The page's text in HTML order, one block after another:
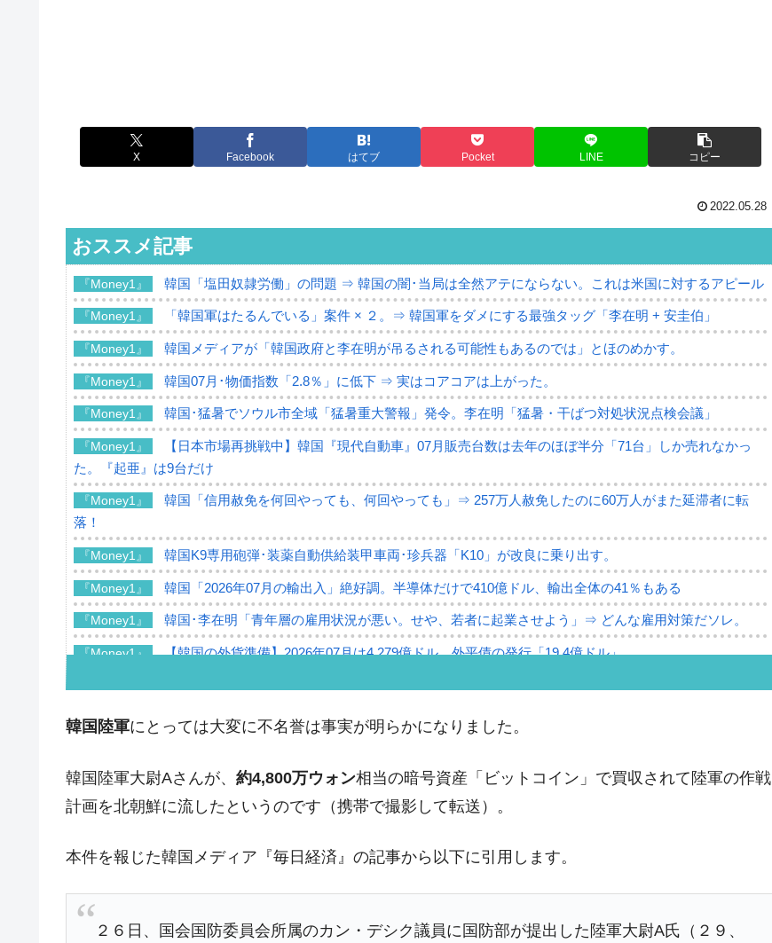
X Facebook はてブ Pocket LINE コピー
2022.05.28
おススメ記事
『Money1』 韓国「塩田奴隷労働」の問題 ⇒ 韓国の闇･当局は全然アテにならない。これは米国に対するアピール
『Money1』 「韓国軍はたるんでいる」案件 × ２。⇒ 韓国軍をダメにする最強タッグ「李在明 + 安圭伯」
『Money1』 韓国メディアが「韓国政府と李在明が吊るされる可能性もあるのでは」とほのめかす。
『Money1』 韓国07月･物価指数「2.8％」に低下 ⇒ 実はコアコアは上がった。
『Money1』 韓国･猛暑でソウル市全域「猛暑重大警報」発令。李在明「猛暑・干ばつ対処状況点検会議」
『Money1』
【日本市場再挑戦中】韓国『現代自動車』07月販売台数は去年のほぼ半分「71台」しか売れなかっ
た。『起亜』は9台だけ
『Money1』
韓国「信用赦免を何回やっても、何回やっても」⇒ 257万人赦免したのに60万人がまた延滞者に転
落！
『Money1』 韓国K9専用砲弾･装薬自動供給装甲車両･珍兵器「K10」が改良に乗り出す。
『Money1』 韓国「2026年07月の輸出入」絶好調。半導体だけで410億ドル、輸出全体の41％もある
『Money1』 韓国･李在明「青年層の雇用状況が悪い。せや、若者に起業させよう」⇒ どんな雇用対策だソレ。
『Money1』 【韓国の外貨準備】2026年07月は4,279億ドル。外平債の発行「19.4億ドル」
『Money1』 韓国･李在明さっそく不動産対策で浅薄な発言。
『Money1』 『韓国銀行』が「金の保有量を増やします」⇒「金を経由するドル入手」手段ではないのか？
『Money1』 韓国･外為取引量「1日当たり1,214.4億ドル」まで拡大 ⇒ 海外資金の動きに強く左右される状態
『Money1』 韓国･帰ってきた李在明。李在明を支持しない「50.5％」に上昇
壟断
『Money1』 韓国･警察職員が「丸刈りになって抗議活動」
韓国陸軍にとっては大変に不名誉は事実が明らかになりました。
韓国陸軍大尉Aさんが、 約4,800万ウォン相当の暗号資産「ビットコイン」で買収されて陸軍の作戦
計画を北朝鮮に流したというのです（携帯で撮影して転送）。
本件を報じた韓国メディア『毎日経済』の記事から以下に引用します。
２６日、国会国防委員会所属のカン・デシク議員に国防部が提出した陸軍大尉A氏（２９、